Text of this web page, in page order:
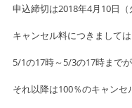
申込締切は2018年4月10日（
キャンセル料につきましては
5/1の17時～5/3の17時まで
それ以降は100％のキャンセ